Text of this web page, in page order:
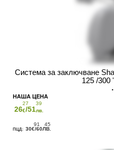
Система за заключване
125 /300
26
27
€/51
39
лв.
30
91
€/60
45
ЛВ.